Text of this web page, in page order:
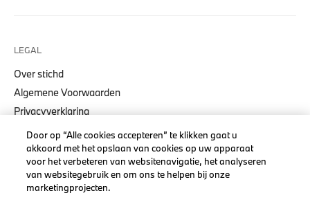
LEGAL
Over stichd
Algemene Voorwaarden
Privacyverklaring
Cookiebeleid
Accessibility Act
Door op “Alle cookies accepteren” te klikken gaat u
akkoord met het opslaan van cookies op uw apparaat
voor het verbeteren van websitenavigatie, het analyseren
van websitegebruik en om ons te helpen bij onze
marketingprojecten.